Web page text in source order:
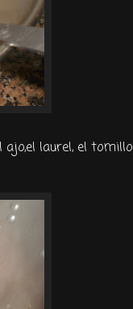
ajo,el laurel, el tomillo